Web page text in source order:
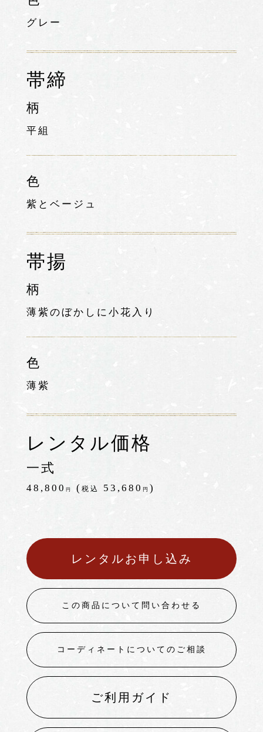
グレー
帯締
柄
平組
色
紫とベージュ
帯揚
柄
薄紫のぼかしに小花入り
色
薄紫
レンタル価格
一式
48,800 円 ( 税込 53,680 円 )
レンタルお申し込み
この商品について問い合わせる
コーディネートについてのご相談
ご利用ガイド